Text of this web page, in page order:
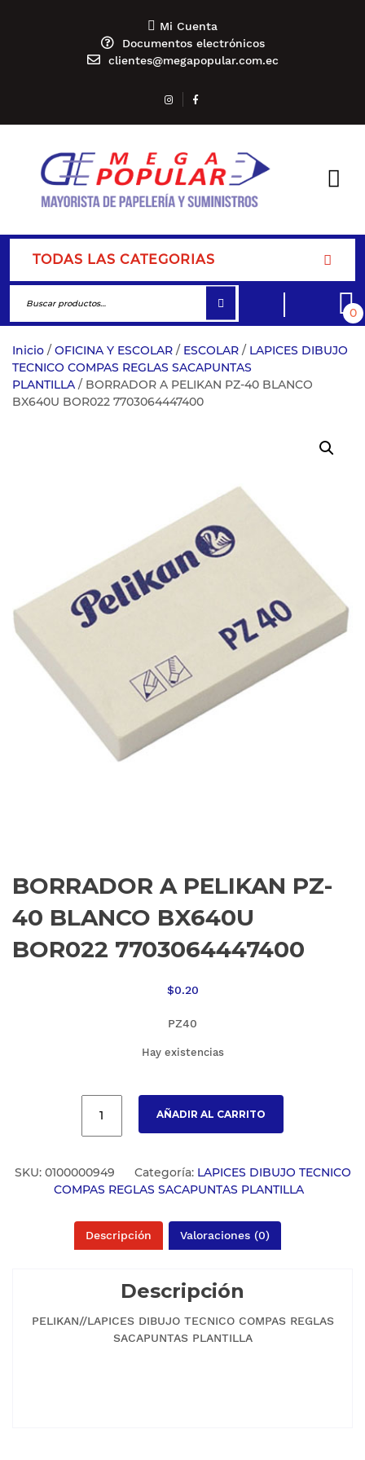
Mi Cuenta
Documentos electrónicos
clientes@megapopular.com.ec
TODAS LAS CATEGORIAS
0
Inicio / OFICINA Y ESCOLAR / ESCOLAR / LAPICES DIBUJO
TECNICO COMPAS REGLAS SACAPUNTAS
PLANTILLA / BORRADOR A PELIKAN PZ-40 BLANCO
BX640U BOR022 7703064447400
BORRADOR A PELIKAN PZ-
40 BLANCO BX640U
BOR022 7703064447400
$0.20
PZ40
Hay existencias
AÑADIR AL CARRITO
SKU: 0100000949 Categoría: LAPICES DIBUJO TECNICO
COMPAS REGLAS SACAPUNTAS PLANTILLA
Descripción Valoraciones (0)
Descripción
PELIKAN//LAPICES DIBUJO TECNICO COMPAS REGLAS
SACAPUNTAS PLANTILLA